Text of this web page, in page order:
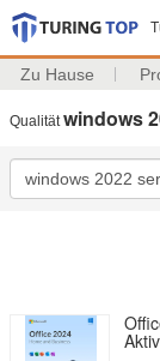
Zu Hause
Qualitätwindows